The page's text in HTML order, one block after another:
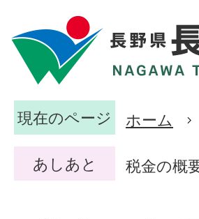
現在のページ ホーム
あしあと 税金の概